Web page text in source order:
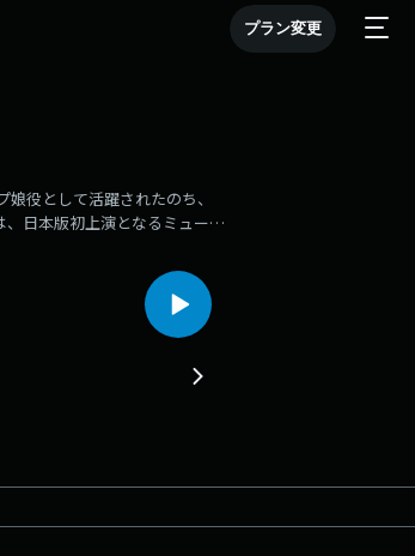
プラン変更
役として活躍されたのち、
日本版初上演となるミュージ
SNSではゲストとの写真もア
COLLEGE 公式
、名古屋 ZIP-FM、大阪
話を伺うコーナーもお届けし